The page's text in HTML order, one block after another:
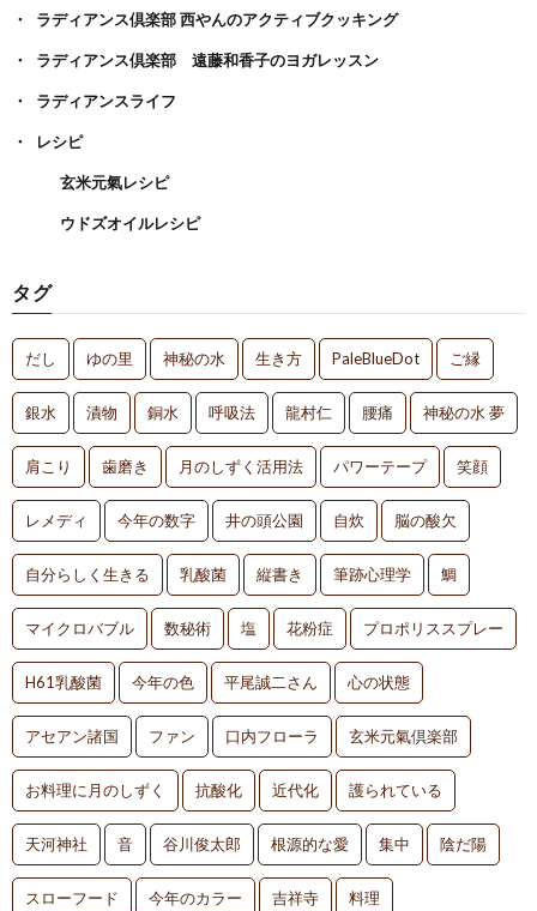
ラディアンス倶楽部 西やんのアクティブクッキング
ラディアンス倶楽部 遠藤和香子のヨガレッスン
ラディアンスライフ
レシピ
玄米元氣レシピ
ウドズオイルレシピ
タグ
だし ゆの里 神秘の水 生き方 PaleBlueDot ご縁
銀水 漬物 銅水 呼吸法 龍村仁 腰痛 神秘の水 夢
肩こり 歯磨き 月のしずく活用法 パワーテープ 笑顔
レメディ 今年の数字 井の頭公園 自炊 脳の酸欠
自分らしく生きる 乳酸菌 縦書き 筆跡心理学 鯛
マイクロバブル 数秘術 塩 花粉症 プロポリススプレー
H61乳酸菌 今年の色 平尾誠二さん 心の状態
アセアン諸国 ファン 口内フローラ 玄米元氣倶楽部
お料理に月のしずく 抗酸化 近代化 護られている
天河神社 音 谷川俊太郎 根源的な愛 集中 陰だ陽
スローフード 今年のカラー 吉祥寺 料理